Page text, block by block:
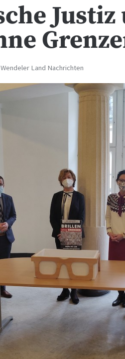
Land Nachrichten